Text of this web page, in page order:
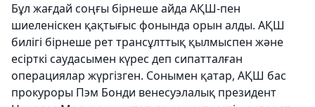
Бұл жағдай соңғы бірнеше айда АҚШ-пен
шиеленіскен қақтығыс фонында орын алды. АҚШ
билігі бірнеше рет трансұлттық қылмыспен және
есірткі саудасымен күрес деп сипатталған
операциялар жүргізген. Сонымен қатар, АҚШ бас
прокуроры Пэм Бонди венесуэлалық президент